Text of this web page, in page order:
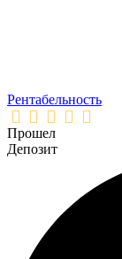
Рентабельность
Прошел
Депозит